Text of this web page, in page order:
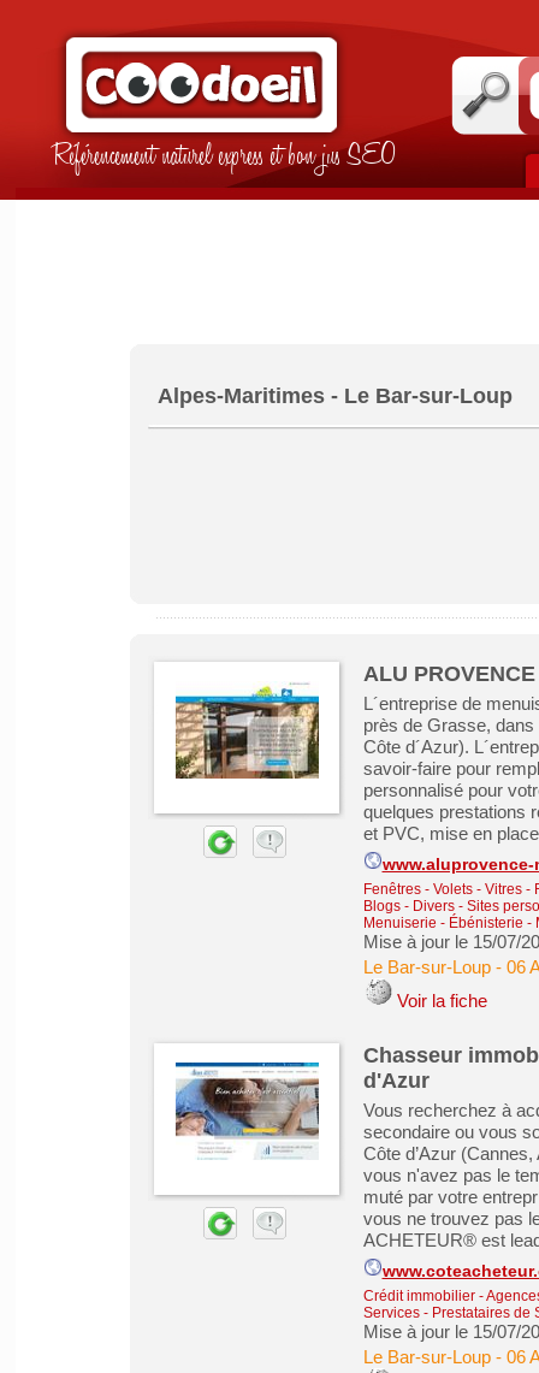
Référencement naturel express et bon jus SEO
Alpes-Maritimes - Le Bar-sur-Loup
ALU
L´entreprise de
près de Grasse,
Côte d´Azur).
savoir-faire pour
personnalisé pour
quelques prestations
et PVC, mise en
Fenêtres - Volets - Vitres -
Blogs - Divers - Sites perso
Menuiserie - Ébénisterie -
Mise à jour le 15/07/
Le Bar-sur-Loup- 06
Voir la fiche
Chasseur
d'Azur
Vous recherchez à
secondaire ou vous
Côte d’Azur
vous n'avez pas le
muté par votre
vous ne trouvez pas
ACHETEUR® est
Crédit immobilier-
Services - Prestataires de
Mise à jour le 15/07/
Le Bar-sur-Loup- 06